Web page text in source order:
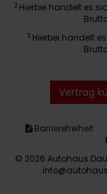
2 Hierbei handelt es
3 Hierbei handelt
Vertrag
Barrierefreiheit
© 2026 Autohaus